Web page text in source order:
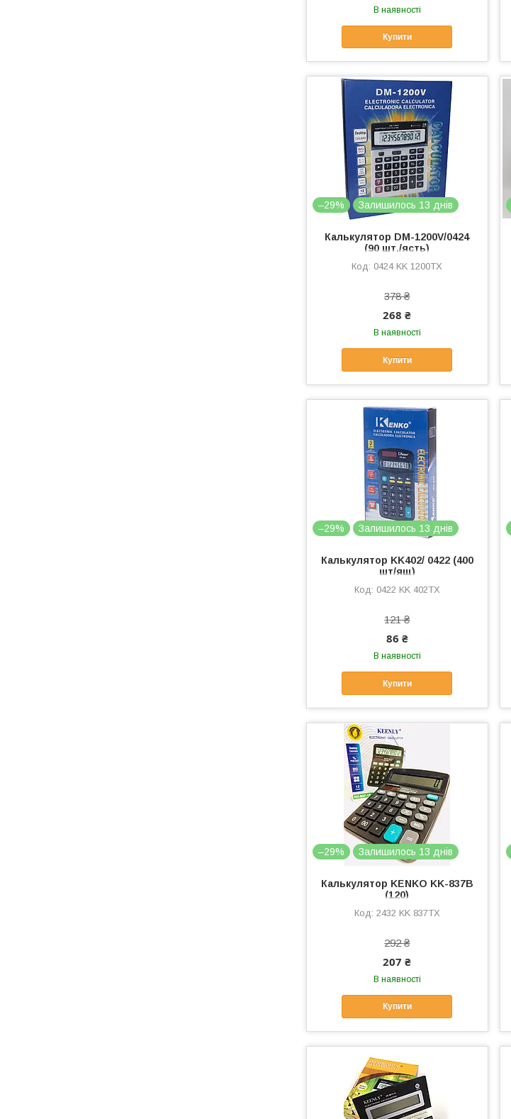
В наявності
Купити
–29% Залишилось 13 днів
Калькулятор DM-1200V/0424
(90 шт./ясть)
0424 KK 1200TX
378 ₴
268 ₴
В наявності
Купити
–29% Залишилось 13 днів
Калькулятор KK402/ 0422 (400
шт/ящ)
0422 KK 402TX
121 ₴
86 ₴
В наявності
Купити
–29% Залишилось 13 днів
Калькулятор KENKO KK-837В
(120)
2432 KK 837TX
292 ₴
207 ₴
В наявності
Купити